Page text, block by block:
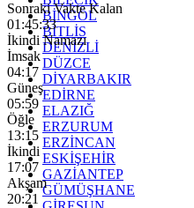
BİNGÖL
BİTLİS
DENİZLİ
DÜZCE
DİYARBAKIR
EDİRNE
ELAZIĞ
ERZURUM
ERZİNCAN
ESKİŞEHİR
GAZİANTEP
GÜMÜŞHANE
Sonraki Vakte Kalan
01:45:32
İkindi Namazı
İmsak
04:17
Güneş
05:59
Öğle
13:15
İkindi
17:07
Akşam
20:21